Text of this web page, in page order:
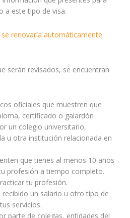
a este tipo de visa.
se renovaría automáticamente
serán revisados, se encuentran
oficiales que muestren que
certificado o galardón
un colegio universitario,
u otra institución relacionada en
que tienes al menos 10 años
profesión a tiempo completo.
tu profesión.
recibido un salario u otro tipo de
servicios.
parte de colegas, entidades del